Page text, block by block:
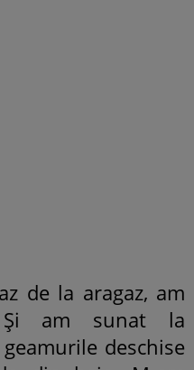
de la aragaz, am
am sunat la
deschise